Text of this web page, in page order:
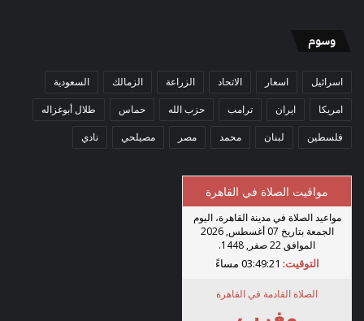
وسوم
اسرائيل اسعار الاتحاد الزراعة الزمالك السعودية
امريكا ايران ترامب حزب الله حماس طلال أبوغزاله
فلسطين لبنان محمد مصر مصيلحي نادي